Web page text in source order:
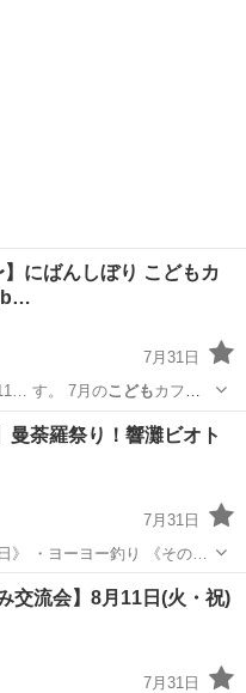
】にばんしぼり こどもカ
7月31日
カフェは、8日11… す。 7月のこども カフェ
り こども
曼荼羅祭り！響灘ビオト
7月31日
縁日》 ・ヨーヨー釣り 《その…
祭り めだか
交流会】8月11日(火・祝)
7月31日